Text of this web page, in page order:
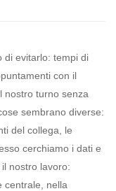
di evitarlo: tempi di
con il
nostro turno senza
sembrano diverse:
del collega, le
cerchiamo i dati e
nostro lavoro:
centrale, nella